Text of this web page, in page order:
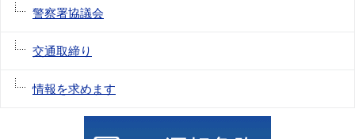
警察署協議会
交通取締り
情報を求めます